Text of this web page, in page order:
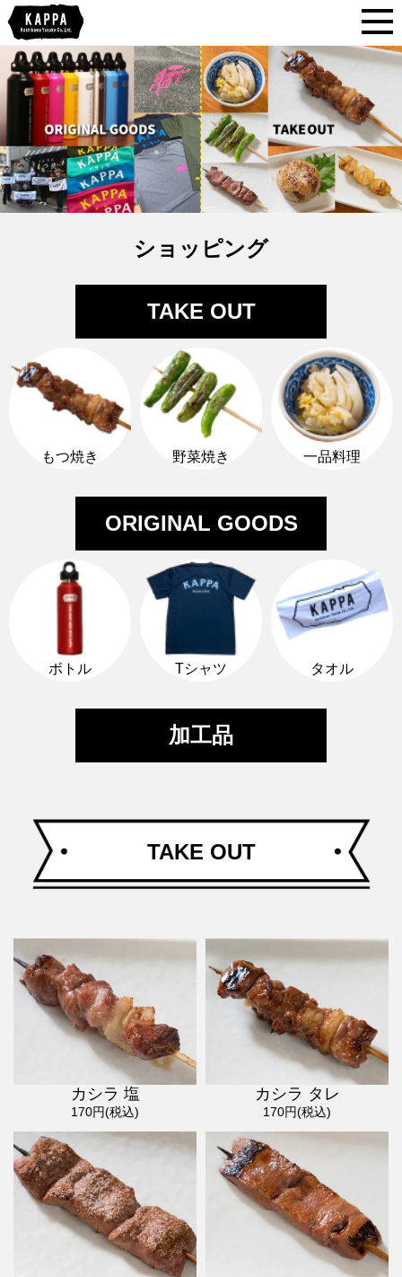
ショッピング
TAKE OUT
もつ焼き 野菜焼き 一品料理
ORIGINAL GOODS
ボトル Tシャツ タオル
加工品
TAKE OUT
カシラ 塩
170円(税込)
カシラ タレ
170円(税込)
アクセス
ショッピングガイド
新着情報
カッパについて
お品書き
会社概要
ショッピング